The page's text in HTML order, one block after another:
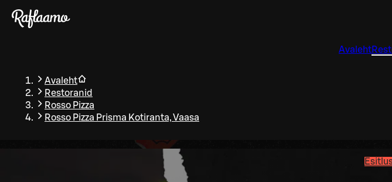
Liigu peamise sisu juurde
Avaleht
Avaleht
Restoranid
Rosso Pizza
Rosso Pizza Prisma Kotiranta, Vaasa